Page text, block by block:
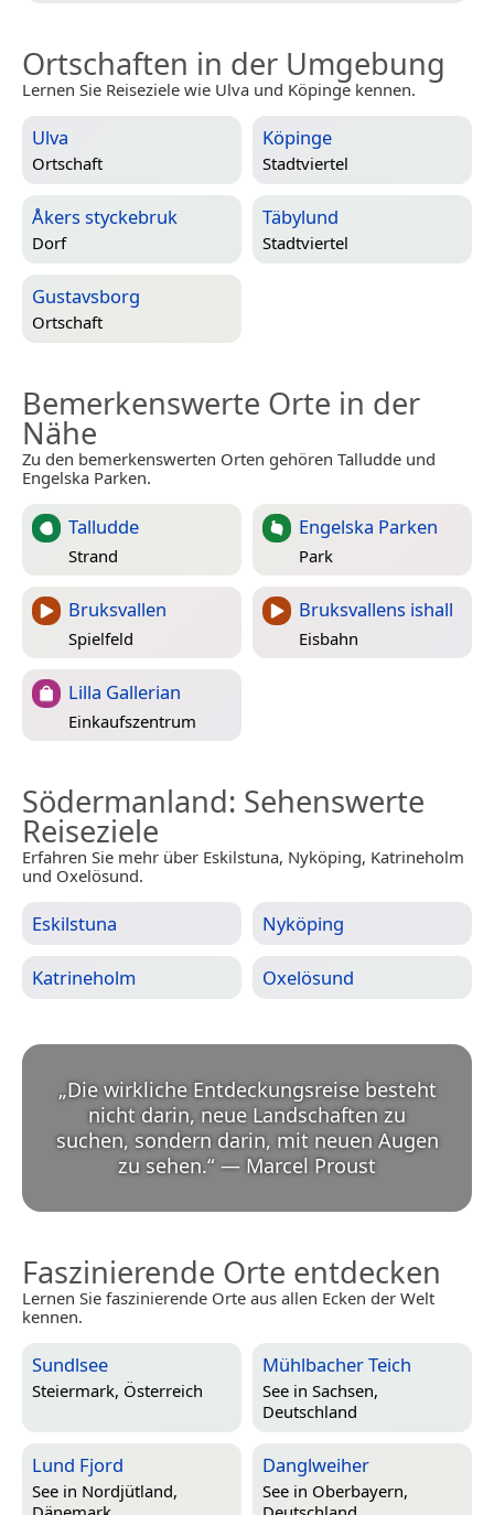
Ortschaften in der Umgebung
Lernen Sie Reiseziele wie Ulva und Köpinge kennen.
Ulva
Ortschaft
Köpinge
Stadtviertel
Åkers styckebruk
Dorf
Täbylund
Stadtviertel
Gustavsborg
Ortschaft
Bemerkenswerte Orte in der
Nähe
Zu den bemerkenswerten Orten gehören Talludde und
Engelska Parken.
Talludde
Strand
Engelska Parken
Park
Bruksvallen
Spielfeld
Bruksvallens ishall
Eisbahn
Lilla Gallerian
Einkaufszentrum
Södermanland: Sehenswerte
Reiseziele
Erfahren Sie mehr über Eskilstuna, Nyköping, Katrineholm
und Oxelösund.
Eskilstuna Nyköping
Katrineholm Oxelösund
„Die wirkliche Entdeckungsreise besteht
nicht darin, neue Landschaften zu
suchen, sondern darin, mit neuen Augen
zu sehen.“ — Marcel Proust
Faszinierende Orte entdecken
Lernen Sie faszinierende Orte aus allen Ecken der Welt
kennen.
Sundlsee
Steiermark, Österreich
Mühlbacher Teich
See in Sachsen,
Deutschland
Lund Fjord
See in Nordjütland,
Danglweiher
See in Oberbayern,